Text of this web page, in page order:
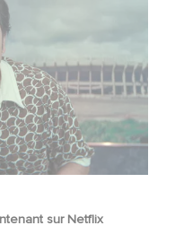
sur Netflix